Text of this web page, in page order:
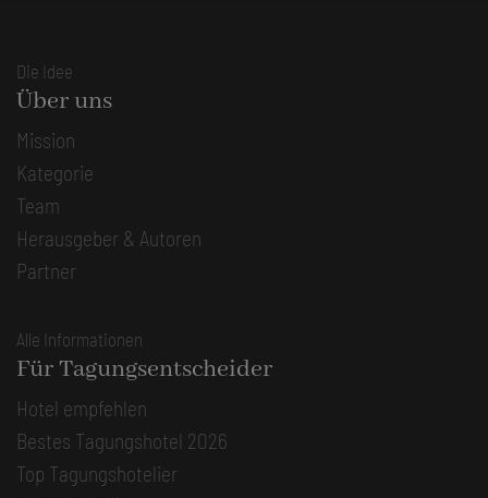
Die Idee
Über uns
Mission
Kategorie
Team
Herausgeber & Autoren
Partner
Alle Informationen
Für Tagungsentscheider
Hotel empfehlen
Bestes Tagungshotel 2026
Top Tagungshotelier